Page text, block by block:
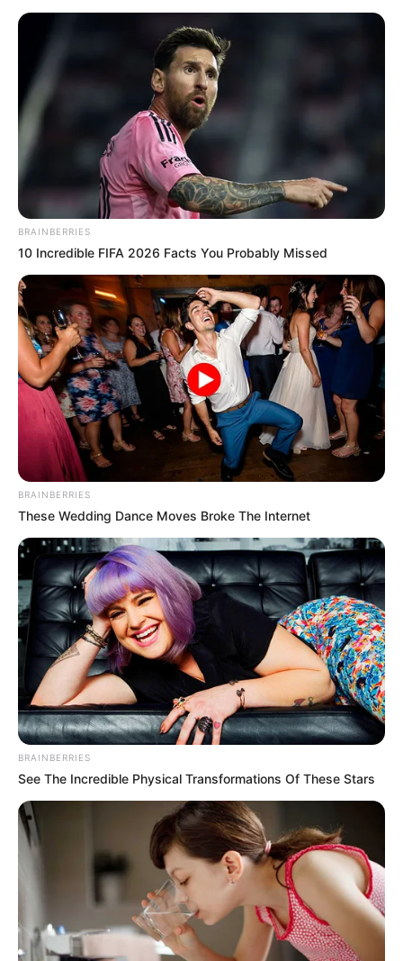
Asobares se le paró a Galán por ley
seca desde el viernes: piden no
"apagar la economía"
El gremio destacó la importancia que tiene esta fecha
para la actividad económica del país. De acuerdo con lo
manifestado por Cabal, las ventas que se registran
durante un fin de semana asociado al Día del Padre
suelen presentar un incremento superior al 25 % frente a
otros fines de semana del año.
Desde Fenalco también se reiteró la invitación a las
familias para participar en las actividades previstas por
los establecimientos comerciales y aprovechar la fecha
para compartir con los padres en diferentes espacios de
encuentro. Asimismo, el gremio reaccionó a tiempo para
evitar alteraciones como aquellas que suscitaron quejas
por la ley seca en Bogotá antes de primera vuelta.
COMPARTIR
ALERTA BOGOTÁ EN GOOGLE NEWS
TEMAS RELACIONADOS
DÍA DEL PADRE FENALCO
COMERCIO
ELECCIONES PRESIDENCIALES
MANTÉNGASE EN ALERTA
interesan. Para estar bien informado, por
favor, active las notificaciones de Alerta.
ACTIVAR AHORA
TEMAS DESTACADOS
BRAINBERRIES
10 Incredible FIFA 2026 Facts You Probably Missed
BRAINBERRIES
These Wedding Dance Moves Broke The Internet
BRAINBERRIES
See The Incredible Physical Transformations Of These Stars